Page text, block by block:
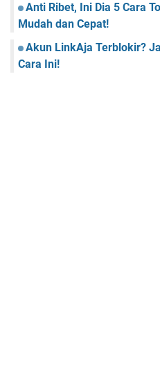
Anti Ribet, Ini Dia 5 Cara
Mudah dan Cepat!
Akun LinkAja Terblokir?
Cara Ini!